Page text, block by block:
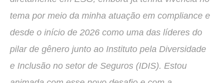
tema por meio da minha atuação em compliance e
desde o início de 2026 como uma das líderes do
pilar de gênero junto ao Instituto pela Diversidade
e Inclusão no setor de Seguros (IDIS). Estou